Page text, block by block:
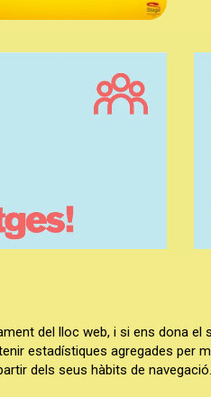
GRUPS | EL MAGO POP
SITEMAP | AVÍS LEGAL |
del lloc web, i si ens dona el
estadístiques agregades per
dels seus hàbits de navegació.